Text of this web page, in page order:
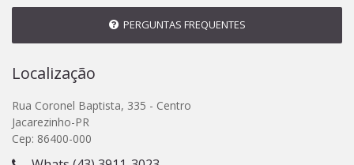
PERGUNTAS FREQUENTES
Localização
Rua Coronel Baptista, 335 - Centro
Jacarezinho-PR
Cep: 86400-000